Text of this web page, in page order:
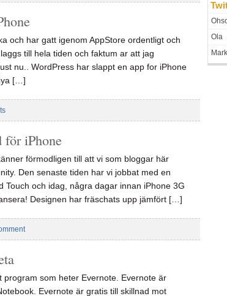
och har gatt igenom AppStore ordentligt och
till hela tiden och faktum ar att jag
nu.. WordPress har slappt en app for iPhone
[…]
för iPhone
förmodligen till att vi som bloggar här
Den senaste tiden har vi jobbat med en
Touch och idag, några dagar innan iPhone 3G
Designen har fräschats upp jämfört […]
som heter Evernote. Evernote är
Evernote är gratis till skillnad mot
Ola